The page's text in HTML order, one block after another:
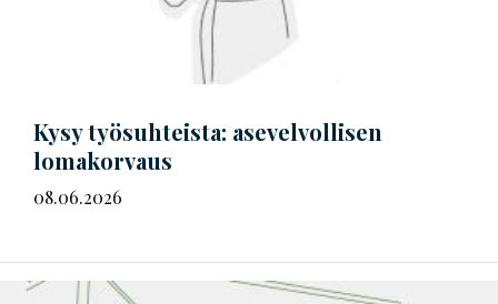
Kysy työsuhteista: asevelvollisen
lomakorvaus
08.06.2026